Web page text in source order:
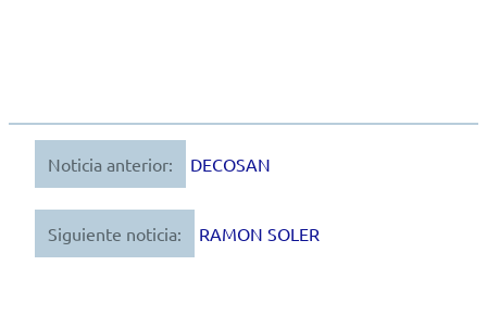
Navegación
de
entradas
Noticia anterior: DECOSAN
Siguiente noticia: RAMON SOLER